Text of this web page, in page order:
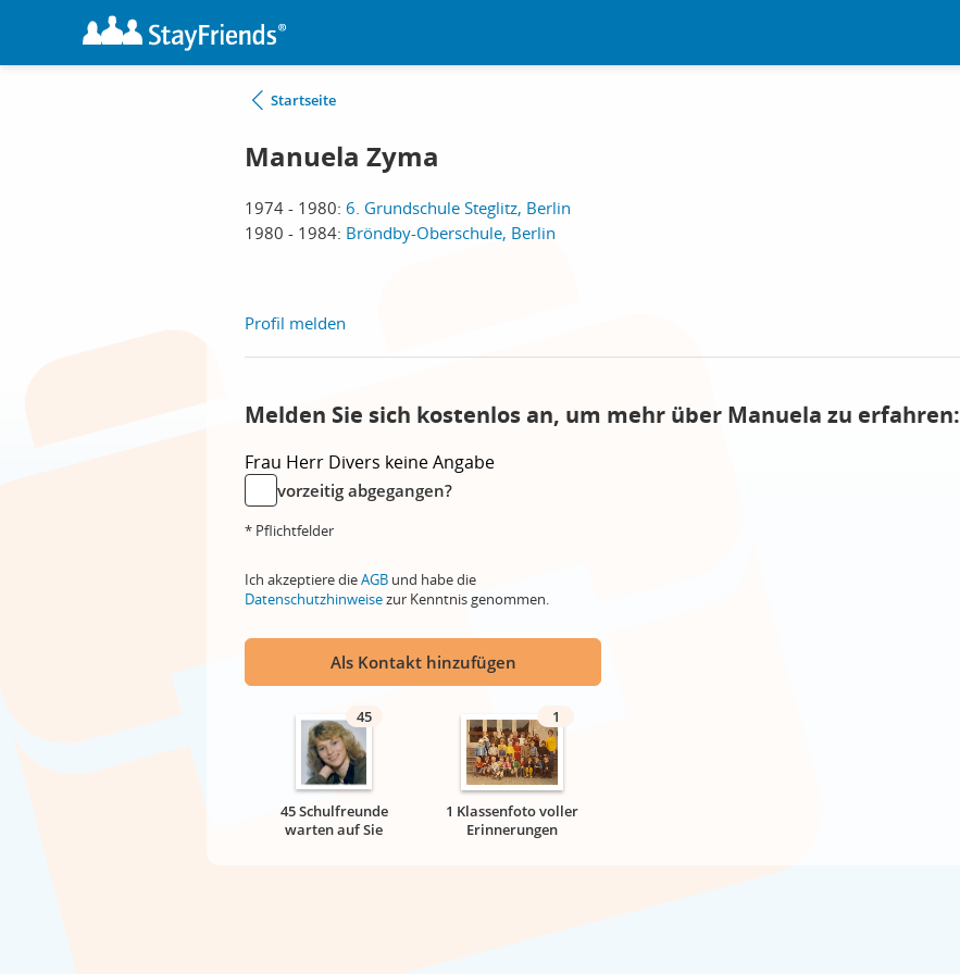
Startseite
Manuela Zyma
1974 - 1980: 6. Grundschule Steglitz, Berlin
1980 - 1984: Bröndby-Oberschule, Berlin
Profil melden
Melden Sie sich kostenlos an, um mehr über Manuela zu erfahren:
Frau Herr Divers keine Angabe
vorzeitig abgegangen?
* Pflichtfelder
Ich akzeptiere dieAGB und habe die
Datenschutzhinweisezur Kenntnis genommen.
Als Kontakt hinzufügen
45
45 Schulfreunde
warten auf Sie
1
1 Klassenfoto voller
Erinnerungen